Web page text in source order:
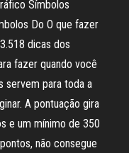
Símbolos
Do O que fazer
dicas dos
fazer quando você
servem para toda a
A pontuação gira
e um mínimo de 350
não consegue